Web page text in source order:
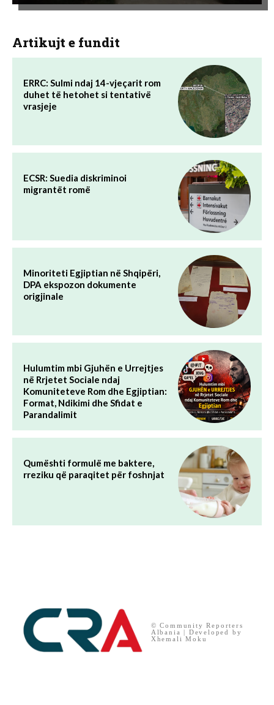
Artikujt e fundit
ERRC: Sulmi ndaj 14-vjeçarit rom
duhet të hetohet si tentativë
vrasjeje
ECSR: Suedia diskriminoi
migrantët romë
Minoriteti Egjiptian në Shqipëri,
DPA ekspozon dokumente
origjinale
Hulumtim mbi Gjuhën e Urrejtjes
në Rrjetet Sociale ndaj
Komuniteteve Rom dhe Egjiptian:
Format, Ndikimi dhe Sfidat e
Parandalimit
Qumështi formulë me baktere,
rreziku që paraqitet për foshnjat
© Community Reporters
Albania | Developed by
Xhemali Moku